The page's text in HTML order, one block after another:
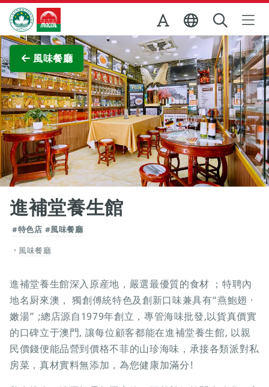
跳至主内容
澳門特別行政區政府旅遊局
風味餐廳
查看原圖
進補堂養生館
#特色店 #風味餐廳
風味餐廳
進補堂養生館深入原産地，嚴選最優質的食材 ；特聘內
地名厨來澳， 獨創傅統特色及創新口味兼具有“燕鮑翅 ·
嫩湯” ;總店源自1979年創立，專管海味批發,以貨真價實
的口碑立于澳門, 讓每位顧客都能在進補堂養生館, 以親
民價錢便能品營到價格不菲的山珍海味，承接各類派對私
房菜，真材實料無添加，為您健康加滿分!